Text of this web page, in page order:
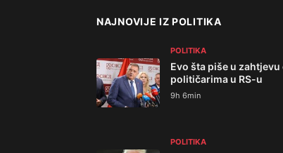
NAJNOVIJE IZ POLITIKA
POLITIKA
Evo šta piše u
političarima u RS-u
9h 6min
POLITIKA